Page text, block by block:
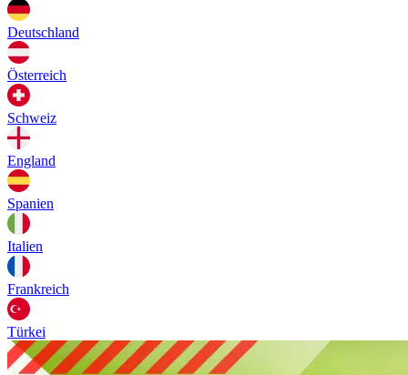
Deutschland
Österreich
Schweiz
England
Spanien
Italien
Frankreich
Türkei